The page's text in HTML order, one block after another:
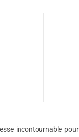
incontournable